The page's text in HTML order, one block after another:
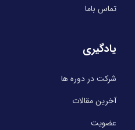
تماس باما
یادگیری
شرکت در دوره ها
آخرین مقالات
عضویت